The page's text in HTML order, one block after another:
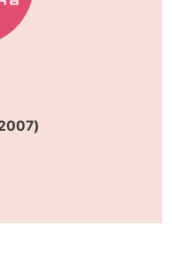
사이를 연결해주는 금실
게 못질을 하고, 영원히
덕진 자책과 결의 따위